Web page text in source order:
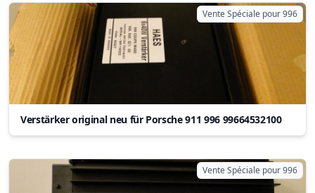
Vente Spéciale pour 996
Verstärker original neu für Porsche 911 996 99664532100
Vente Spéciale pour 996